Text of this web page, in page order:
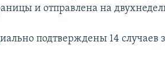
и отправлена на
подтверждены 14 случаев